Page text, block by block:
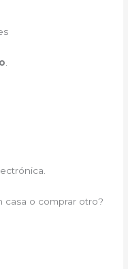
casa o comprar otro?